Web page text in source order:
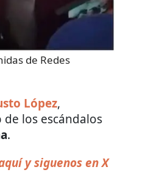
de Redes
López,
de los escándalos
.
y siguenos en X